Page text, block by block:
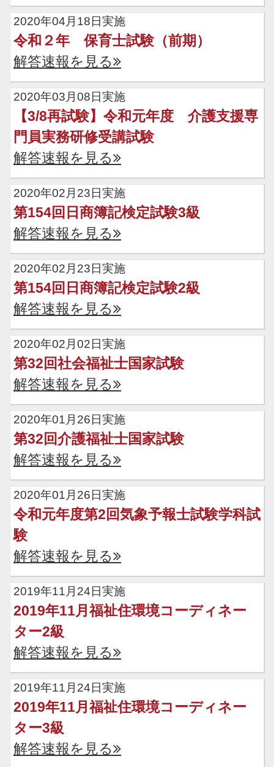
2020年04月18日実施
令和２年 保育士試験（前期）
解答速報を見る
2020年03月08日実施
【3/8再試験】令和元年度 介護支援専
門員実務研修受講試験
解答速報を見る
2020年02月23日実施
第154回日商簿記検定試験3級
解答速報を見る
2020年02月23日実施
第154回日商簿記検定試験2級
解答速報を見る
2020年02月02日実施
第32回社会福祉士国家試験
解答速報を見る
2020年01月26日実施
第32回介護福祉士国家試験
解答速報を見る
2020年01月26日実施
令和元年度第2回気象予報士試験学科試
験
解答速報を見る
2019年11月24日実施
2019年11月福祉住環境コーディネー
ター2級
解答速報を見る
2019年11月24日実施
2019年11月福祉住環境コーディネー
ター3級
解答速報を見る